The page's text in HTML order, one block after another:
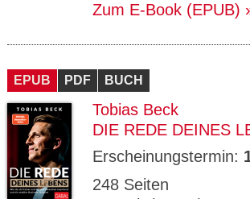
Zum E-Book (EPUB)
EPUB PDF BUCH
Tobias Beck
DIE REDE DEINES
Erscheinungstermin:
248 Seiten